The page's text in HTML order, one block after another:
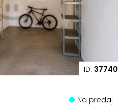
ID: 37740
Na predaj